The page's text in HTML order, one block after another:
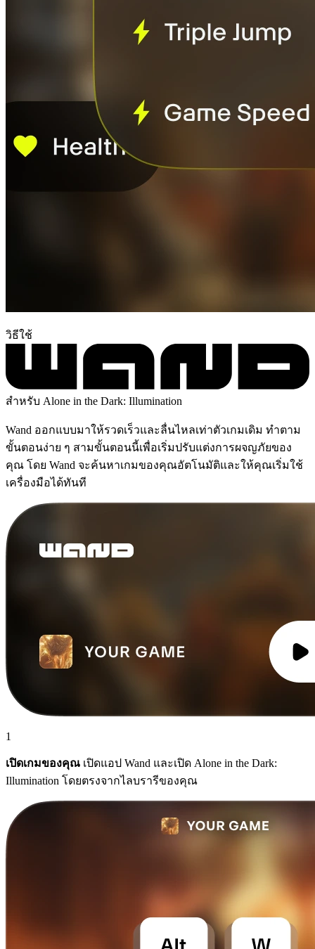
วิธีใช้
สำหรับ Alone in the Dark: Illumination
Wand ออกแบบมาให้รวดเร็วและลื่นไหลเท่าตัวเกมเดิม ทำตาม
ขั้นตอนง่าย ๆ สามขั้นตอนนี้เพื่อเริ่มปรับแต่งการผจญภัยของ
คุณ โดย Wand จะค้นหาเกมของคุณอัตโนมัติและให้คุณเริ่มใช้
เครื่องมือได้ทันที
1
เปิดเกมของคุณ เปิดแอป Wand และเปิด Alone in the Dark:
Illumination โดยตรงจากไลบรารีของคุณ